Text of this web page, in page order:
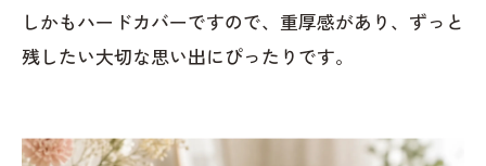
しかもハードカバーですので、重厚感があり、ずっと
残したい大切な思い出にぴったりです。